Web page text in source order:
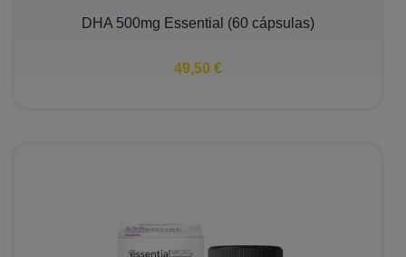
DHA 500mg Essential (60 cápsulas)
49,50 €